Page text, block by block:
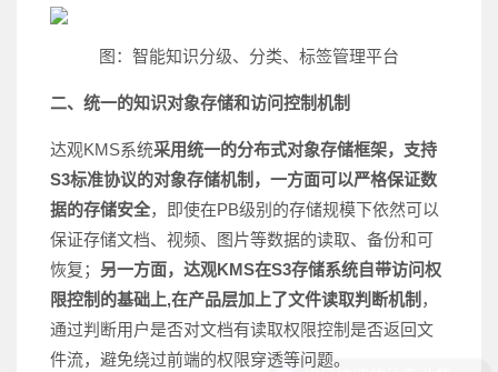
图：智能知识分级、分类、标签管理平台
二、 统一的知识对象存储和访问控制机制
达观KMS系统采用统一的分布式对象存储框架，支持
S3标准协议的对象存储机制，一方面可以严格保证数
据的存储安全，即使在PB级别的存储规模下依然可以
保证存储文档、视频、图片等数据的读取、备份和可
恢复； 另一方面，达观KMS在S3存储系统自带访问权
限控制的基础上,在产品层加上了文件读取判断机制 ，
通过判断用户是否对文档有读取权限控制是否返回文
件流，避免绕过前端的权限穿透等问题。